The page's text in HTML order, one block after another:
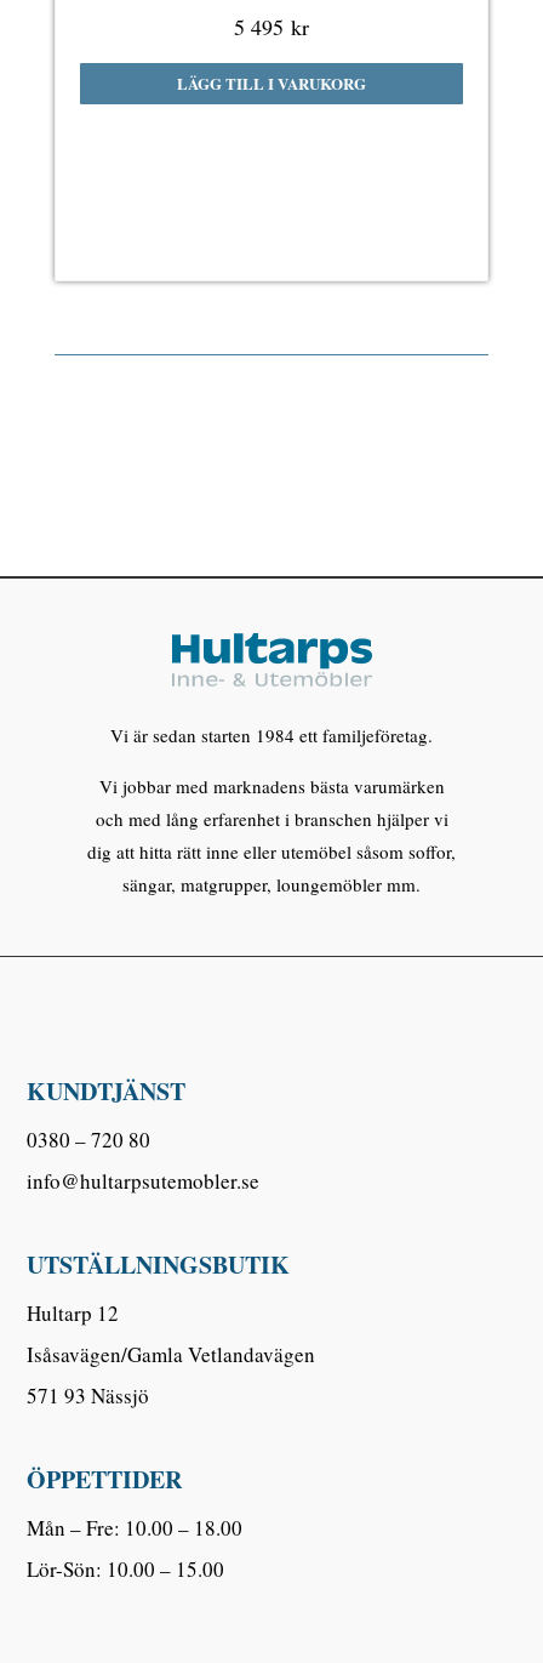
5 495 kr
LÄGG TILL I VARUKORG
Vi är sedan starten 1984 ett familjeföretag.
Vi jobbar med marknadens bästa varumärken
och med lång erfarenhet i branschen hjälper vi
dig att hitta rätt inne eller utemöbel såsom soffor,
sängar, matgrupper, loungemöbler mm.
KUNDTJÄNST
0380 – 720 80
info@hultarpsutemobler.se
UTSTÄLLNINGSBUTIK
Hultarp 12
Isåsavägen/Gamla Vetlandavägen
571 93 Nässjö
ÖPPETTIDER
Mån – Fre: 10.00 – 18.00
Lör-Sön: 10.00 – 15.00